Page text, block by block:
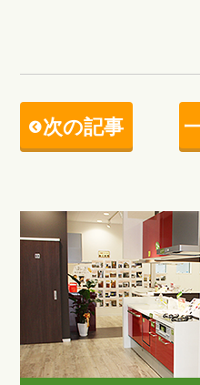
次の記事